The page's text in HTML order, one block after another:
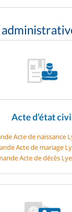
Acte d’état
Acte de naissance
Acte de mariage
Acte de décès